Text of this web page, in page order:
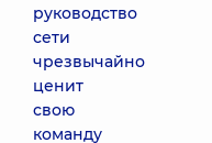
руководство
сети
чрезвычайно
ценит
свою
команду